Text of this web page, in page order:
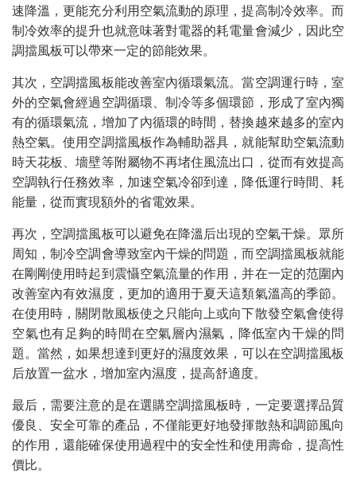
速降溫，更能充分利用空氣流動的原理，提高制冷效率。而
制冷效率的提升也就意味著對電器的耗電量會減少，因此空
調擋風板可以帶來一定的節能效果。
其次，空調擋風板能改善室內循環氣流。當空調運行時，室
外的空氣會經過空調循環、制冷等多個環節，形成了室內獨
有的循環氣流，增加了內循環的時間，替換越來越多的室內
熱空氣。使用空調擋風板作為輔助器具，就能幫助空氣流動
時天花板、墻壁等附屬物不再堵住風流出口，從而有效提高
空調執行任務效率，加速空氣冷卻到達，降低運行時間、耗
能量，從而實現額外的省電效果。
再次，空調擋風板可以避免在降溫后出現的空氣干燥。眾所
周知，制冷空調會導致室內干燥的問題，而空調擋風板就能
在剛剛使用時起到震懾空氣流量的作用，并在一定的范圍內
改善室內有效濕度，更加的適用于夏天這類氣溫高的季節。
在使用時，關閉散風板使之只能向上或向下散發空氣會使得
空氣也有足夠的時間在空氣層內濕氣，降低室內干燥的問
題。當然，如果想達到更好的濕度效果，可以在空調擋風板
后放置一盆水，增加室內濕度，提高舒適度。
最后，需要注意的是在選購空調擋風板時，一定要選擇品質
優良、安全可靠的產品，不僅能更好地發揮散熱和調節風向
的作用，還能確保使用過程中的安全性和使用壽命，提高性
價比。